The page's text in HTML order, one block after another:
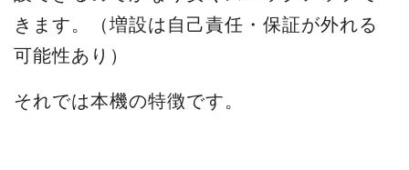
きます。（増設は自己責任・保証が外れる
可能性あり）
それでは本機の特徴です。